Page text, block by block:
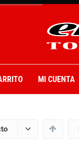
MI CUENTA